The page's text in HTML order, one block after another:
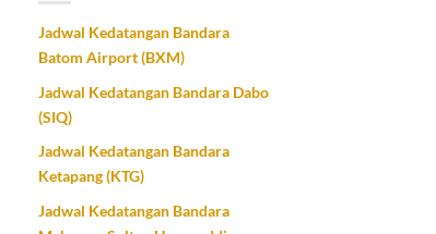
Jadwal Kedatangan Bandara
Batom Airport (BXM)
Jadwal Kedatangan Bandara Dabo
(SIQ)
Jadwal Kedatangan Bandara
Ketapang (KTG)
Jadwal Kedatangan Bandara